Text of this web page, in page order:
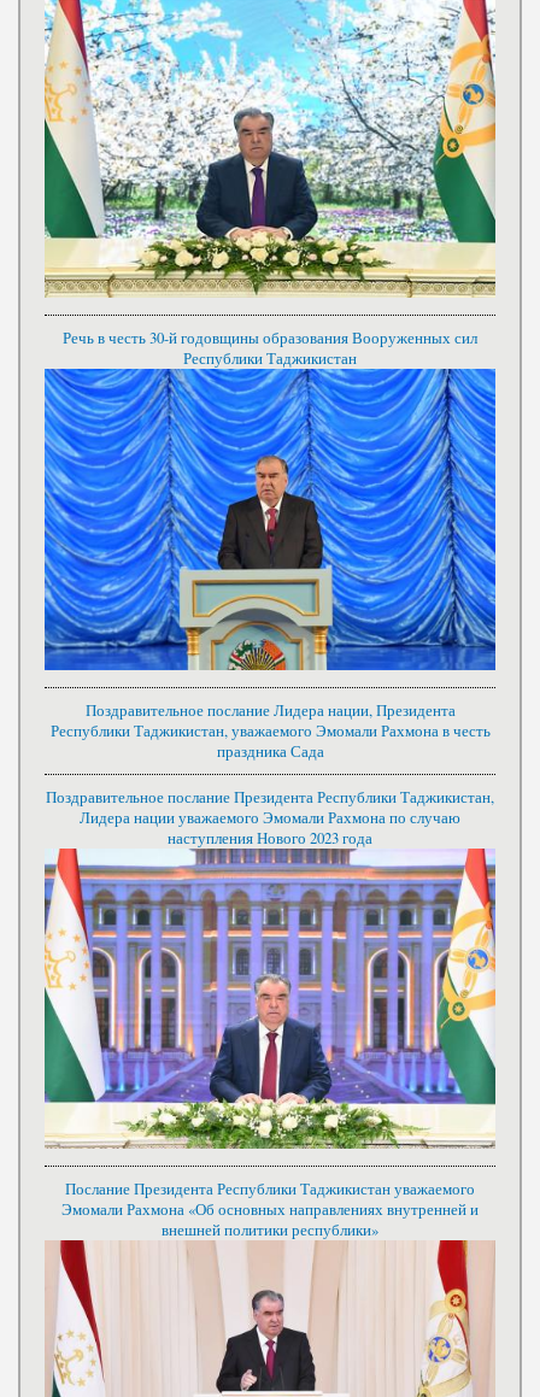
Речь в честь 30-й годовщины образования Вооруженных сил
Республики Таджикистан
Поздравительное послание Лидера нации, Президента
Республики Таджикистан, уважаемого Эмомали Рахмона в честь
праздника Сада
Поздравительное послание Президента Республики Таджикистан,
Лидера нации уважаемого Эмомали Рахмона по случаю
наступления Нового 2023 года
Послание Президента Республики Таджикистан уважаемого
Эмомали Рахмона «Об основных направлениях внутренней и
внешней политики республики»